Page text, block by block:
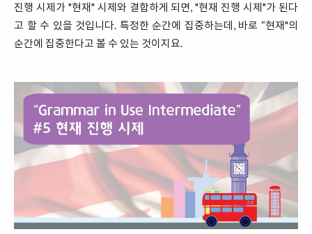
진행 시제가 "현재" 시제와 결합하게 되면, "현재 진행 시제"가 된다
고 할 수 있을 것입니다. 특정한 순간에 집중하는데, 바로 “현재"의
순간에 집중한다고 볼 수 있는 것이지요.